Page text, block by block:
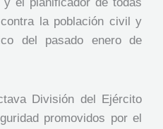
la población civil y
del pasado enero de
División del Ejército
promovidos por el